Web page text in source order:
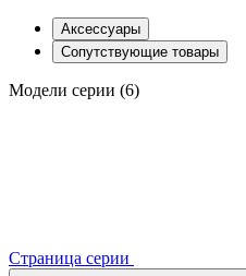
Аксессуары
Сопутствующие товары
Модели серии (6)
Страница серии